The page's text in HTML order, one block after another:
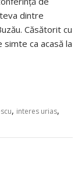
dintre
Căsătorit cu
simte ca acasă la
, interes urias,